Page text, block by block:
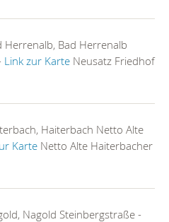
Herrenalb, Bad Herrenalb
Link zur Karte Neusatz Friedhof
Haiterbach Netto Alte
Karte Netto Alte Haiterbacher
Nagold Steinbergstraße -